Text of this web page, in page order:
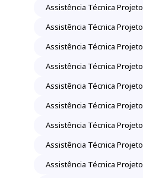
Assistência Técnica
Assistência Técnica
Assistência Técnica
Assistência Técnica
Assistência Técnica
Assistência Técnica
Assistência Técnica
Assistência Técnica
Assistência Técnica